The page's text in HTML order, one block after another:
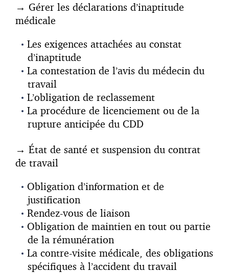
→ Gérer les déclarations d’inaptitude
médicale
Les exigences attachées au constat
d’inaptitude
La contestation de l’avis du médecin du
travail
L’obligation de reclassement
La procédure de licenciement ou de la
rupture anticipée du CDD
→ État de santé et suspension du contrat
de travail
Obligation d’information et de
justification
Rendez-vous de liaison
Obligation de maintien en tout ou partie
de la rémunération
La contre-visite médicale, des obligations
spécifiques à l’accident du travail